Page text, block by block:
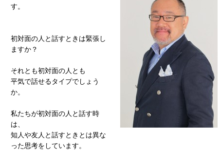
す。
初対面の人と話すときは緊張し
ますか？
それとも初対面の人とも
平気で話せるタイプでしょう
か。
私たちが初対面の人と話す時
は、
知人や友人と話すときとは異な
った思考をしています。